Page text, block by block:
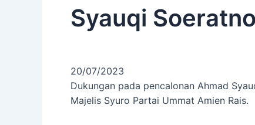
Syauqi Soeratno
20/07/2023
Dukungan pada pencalonan Ahmad
Majelis Syuro Partai Ummat Amien Rais.